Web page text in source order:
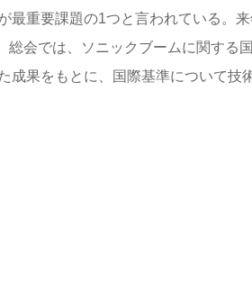
最重要課題の1つと言われている。
総会では、ソニックブームに関する
成果をもとに、国際基準について技